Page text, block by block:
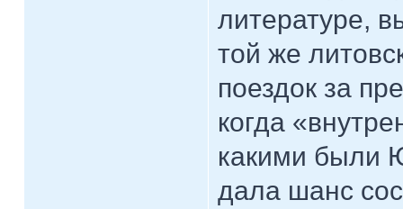
литературе,
той же
поездок за
когда
какими были
дала шанс